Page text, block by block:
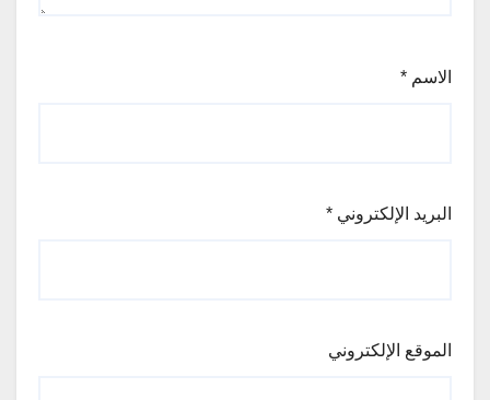
الاسم *
البريد الإلكتروني *
الموقع الإلكتروني